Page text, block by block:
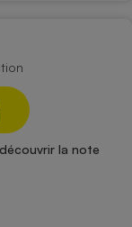
la note